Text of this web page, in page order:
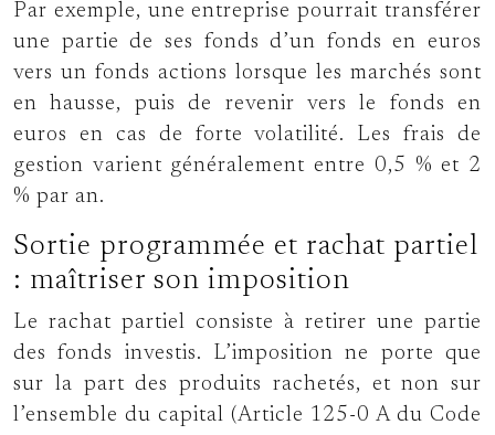
Par exemple, une entreprise pourrait transférer
une partie de ses fonds d’un fonds en euros
vers un fonds actions lorsque les marchés sont
en hausse, puis de revenir vers le fonds en
euros en cas de forte volatilité. Les frais de
gestion varient généralement entre 0,5 % et 2
% par an.
Sortie programmée et rachat partiel
: maîtriser son imposition
Le rachat partiel consiste à retirer une partie
des fonds investis. L’imposition ne porte que
sur la part des produits rachetés, et non sur
l’ensemble du capital (Article 125-0 A du Code